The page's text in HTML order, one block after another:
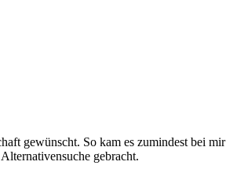
gewünscht. So kam es zumindest bei
gebracht.